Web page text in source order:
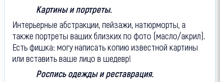
Картины и портреты.
Интерьерные абстракции, пейзажи, натюрморты, а
также портреты ваших близких по фото (масло/акрил).
Есть фишка: могу написать копию известной картины
или вставить ваше лицо в шедевр!
Роспись одежды и реставрация.